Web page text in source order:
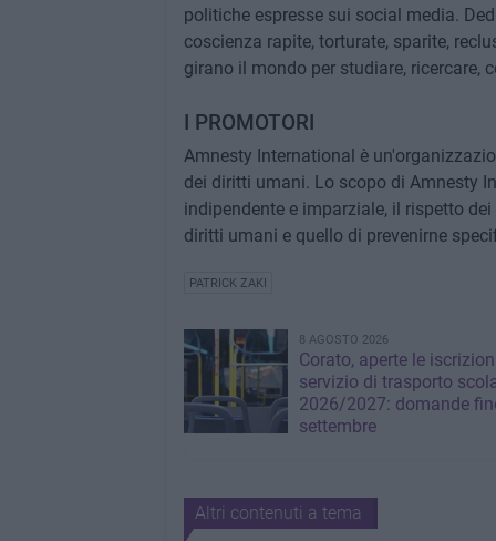
politiche espresse sui social media.
coscienza rapite, torturate, sparite,
girano il mondo per studiare, ricercare,
I PROMOTORI
Amnesty International è
dei diritti umani. Lo scopo di Amnesty
indipendente e imparziale, il rispetto
diritti umani e quello di prevenirne
PATRICK ZAKI
8 AGOSTO 2026
Corato, aperte le
servizio di trasporto
2026/2027: domande
settembre
Altri contenuti a tema